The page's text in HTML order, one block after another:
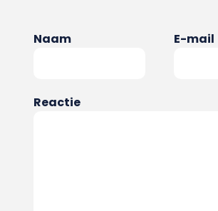
Naam E-mail
Reactie